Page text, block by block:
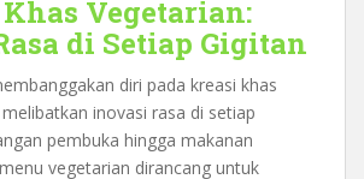
Vegetarian:
di Setiap Gigitan
diri pada kreasi khas
inovasi rasa di setiap
pembuka hingga makanan
vegetarian dirancang untuk